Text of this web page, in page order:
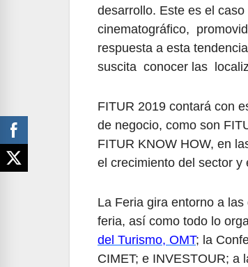
desarrollo. Este es el
cinematográfico,
respuesta a esta
suscita conocer las
FITUR 2019 contará con
de negocio, como son
FITUR KNOW HOW, en
el crecimiento del sector y
La Feria gira entorno a
feria, así como todo lo
del Turismo, OMT; la
CIMET; e INVESTOUR; a